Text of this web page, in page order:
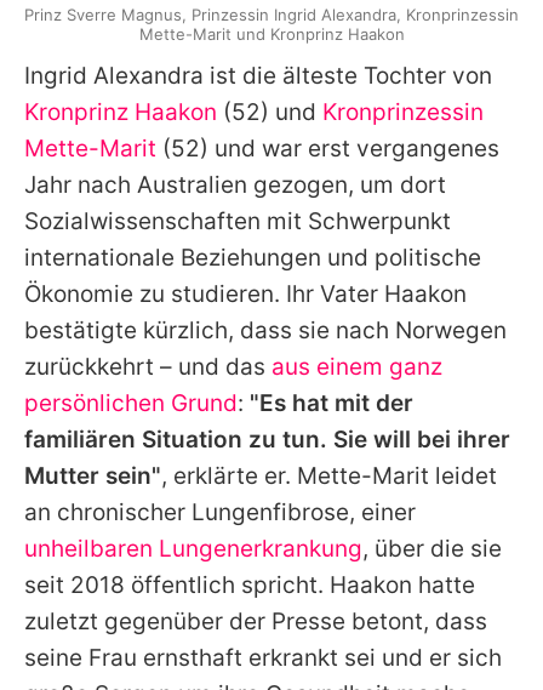
Ingrid Alexandra ist die älteste Tochter von
Kronprinz Haakon (52) und Kronprinzessin
Mette-Marit (52) und war erst vergangenes
Jahr nach Australien gezogen, um dort
Sozialwissenschaften mit Schwerpunkt
internationale Beziehungen und politische
Ökonomie zu studieren. Ihr Vater Haakon
bestätigte kürzlich, dass sie nach Norwegen
zurückkehrt – und das aus einem ganz
persönlichen Grund: "Es hat mit der
familiären Situation zu tun. Sie will bei ihrer
Mutter sein", erklärte er. Mette-Marit leidet
an chronischer Lungenfibrose, einer
unheilbaren Lungenerkrankung, über die sie
seit 2018 öffentlich spricht. Haakon hatte
zuletzt gegenüber der Presse betont, dass
seine Frau ernsthaft erkrankt sei und er sich
Prinz Sverre Magnus, Prinzessin Ingrid Alexandra, Kronprinzessin
Mette-Marit und Kronprinz Haakon